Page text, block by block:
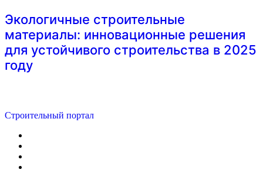
Экологичные строительные
материалы: инновационные решения
для устойчивого строительства в 2025
году
Строительный портал